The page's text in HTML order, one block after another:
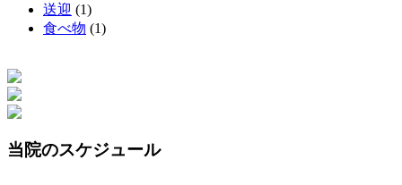
送迎 (1)
食べ物 (1)
当院のスケジュール